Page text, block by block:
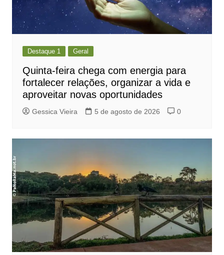
Destaque 1 Geral
Quinta-feira chega com energia para
fortalecer relações, organizar a vida e
aproveitar novas oportunidades
Gessica Vieira 5 de agosto de 2026 0